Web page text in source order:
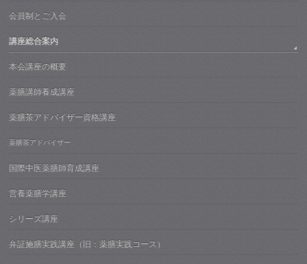
会員制とご入会
講座総合案内
本会講座の概要
薬膳講師養成講座
薬膳茶アドバイザー資格講座
薬膳茶アドバイザー
国際中医薬膳師育成講座
営養薬膳学講座
シリーズ講座
弁証施膳実践講座（旧：薬膳実践コース）